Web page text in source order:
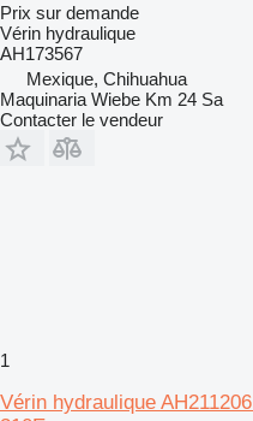
Prix sur demande
Vérin hydraulique
AH173567
Mexique, Chihuahua
Maquinaria Wiebe Km 24 Sa
Contacter le vendeur
1
Vérin hydraulique